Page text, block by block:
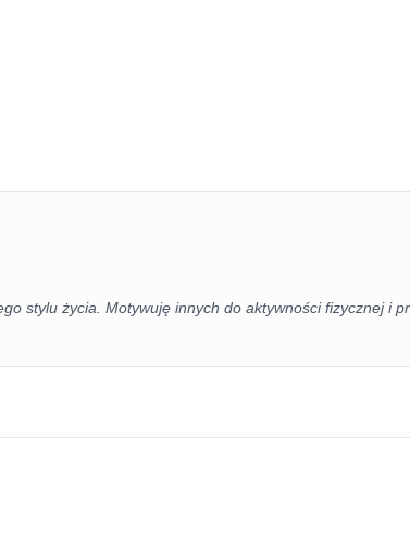
stylu życia. Motywuję innych do aktywności fizycznej i